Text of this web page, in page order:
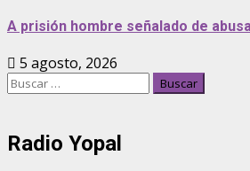
A prisión hombre señalado de
5 agosto, 2026
Buscar:
Radio Yopal